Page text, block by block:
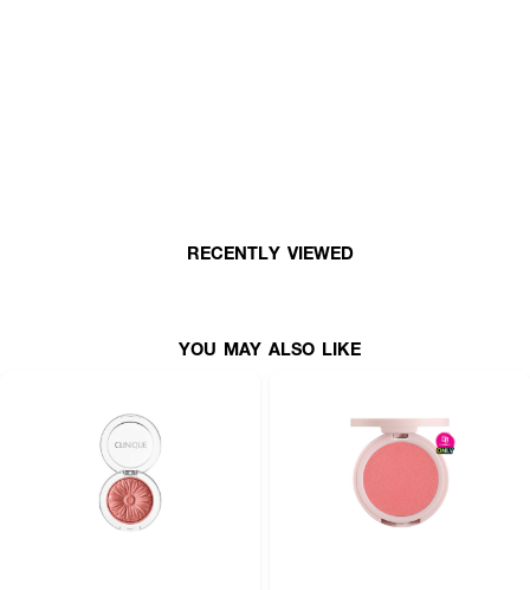
RECENTLY VIEWED
YOU MAY ALSO LIKE